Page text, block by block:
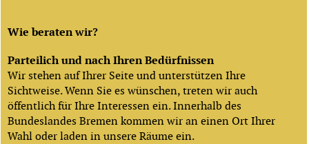
Wie beraten wir?
Parteilich und nach Ihren Bedürfnissen
Wir stehen auf Ihrer Seite und unterstützen Ihre
Sichtweise. Wenn Sie es wünschen, treten wir auch
öffentlich für Ihre Interessen ein. Innerhalb des
Bundeslandes Bremen kommen wir an einen Ort Ihrer
Wahl oder laden in unsere Räume ein.